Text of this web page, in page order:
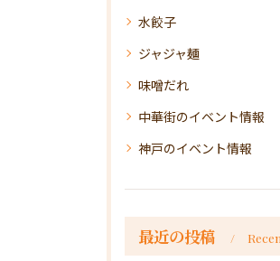
水餃子
ジャジャ麺
味噌だれ
中華街のイベント情報
神戸のイベント情報
最近の投稿